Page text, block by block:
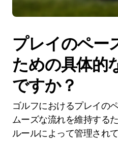
プレイのペー
ための具体的
ですか？
ゴルフにおけるプレイの
ムーズな流れを維持する
ルールによって管理され